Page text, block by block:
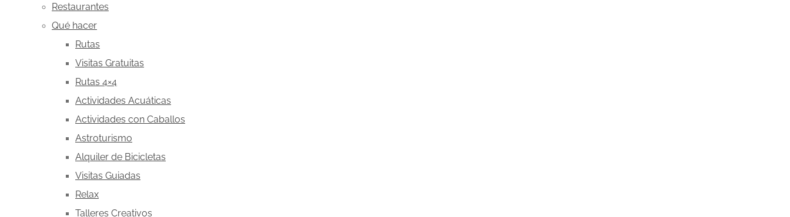
Restaurantes
Qué hacer
Rutas
Visitas Gratuitas
Rutas 4×4
Actividades Acuáticas
Actividades con Caballos
Astroturismo
Alquiler de Bicicletas
Visitas Guiadas
Relax
Talleres Creativos